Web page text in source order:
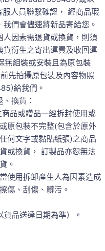
人員聯繫確認， 經商品瑕
們會儘速將新品寄給您。
因素需退貨或換貨，則須
衍生之寄出運費及收回運
無組裝或安裝且為原包裝
先拍攝原包裝及內容物照
給我們。
換貨：
品或贈品一經拆封使用或
原包裝不完整(包含於原外
何文字或黏貼紙張)之商品
或換貨， 訂製品亦恕無法
。
使用拆卸產生人為因素造成
傷、刮傷、髒污。
品送達日期為準）。